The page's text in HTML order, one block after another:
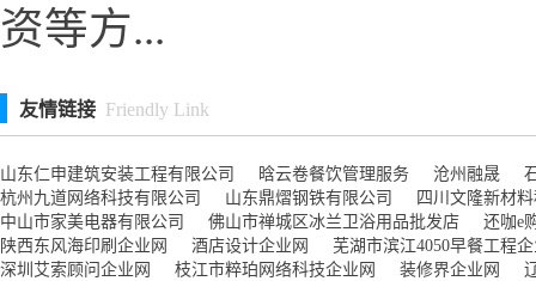
资等方...
友情链接 Friendly Link
山东仁申建筑安装工程有限公司 晗云卷餐饮管理服务 沧州融晟
杭州九道网络科技有限公司
山东鼎熠钢铁有限公司
四川文隆新材
中山市家美电器有限公司
佛山市禅城区冰兰卫浴用品批发店
还咖e
陕西东风海印刷企业网
酒店设计企业网
芜湖市滨江4050早餐工程
深圳艾索顾问企业网
枝江市粹珀网络科技企业网 装修界企业网